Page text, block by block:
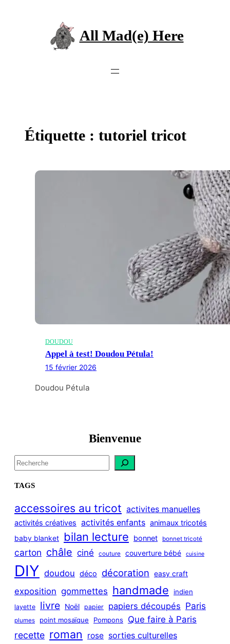
All Mad(e) Here
Étiquette : tutoriel tricot
DOUDOU
Appel à test! Doudou Pétula!
15 février 2026
Doudou Pétula
Bienvenue
S
e
a
c
h
TAGS
accessoires au tricot activites manuelles
activités créatives activités enfants animaux tricotés
baby blanket bilan lecture bonnet bonnet tricoté
carton châle ciné couture couverture bébé cuisine
DIY doudou déco décoration easy craft
exposition gommettes handmade indien
layette livre Noël papier papiers découpés Paris
plumes point mosaïque Pompons Que faire à Paris
recette roman rose sorties culturelles